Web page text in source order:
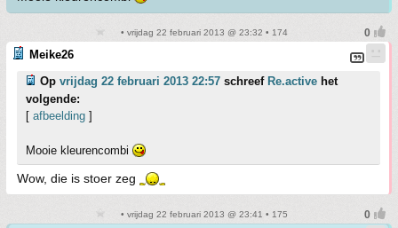
• vrijdag 22 februari 2013 @ 23:32 • 174
Meike26
Op vrijdag 22 februari 2013 22:57 schreef Re.active het
volgende:
[ afbeelding ]
Mooie kleurencombi
Wow, die is stoer zeg
• vrijdag 22 februari 2013 @ 23:41 • 175